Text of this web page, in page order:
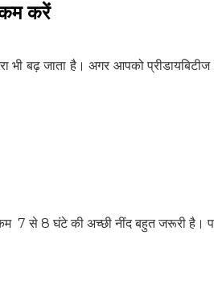
करें
भी बढ़ जाता है। अगर आपको
7 से 8 घंटे की अच्छी नींद बहुत जरूरी है।